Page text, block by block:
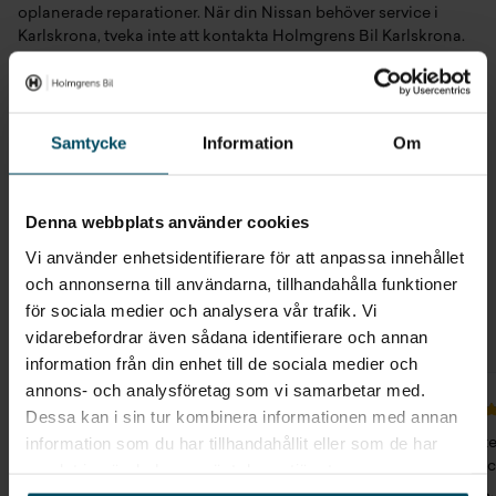
Samtycke Information Om
Denna webbplats använder cookies
Vi använder enhetsidentifierare för att anpassa innehållet
och annonserna till användarna, tillhandahålla funktioner
för sociala medier och analysera vår trafik. Vi
vidarebefordrar även sådana identifierare och annan
information från din enhet till de sociala medier och
annons- och analysföretag som vi samarbetar med.
Dessa kan i sin tur kombinera informationen med annan
information som du har tillhandahållit eller som de har
oplanerade reparationer. När din Nissan behöver service i
Karlskrona, tveka inte att kontakta Holmgrens Bil Karlskrona.
Boka Nissan service i Karlskrona idag
och vi ser fram emot att ta hand om din bil och hålla den i
toppskick.
Omdömen i Karlskrona
Ge ditt omdöme